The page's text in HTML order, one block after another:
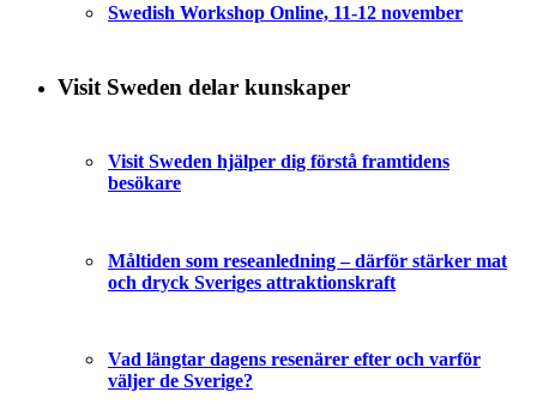
Swedish Workshop Online, 11-12 november
Visit Sweden delar kunskaper
Visit Sweden hjälper dig förstå framtidens
besökare
Måltiden som reseanledning – därför stärker mat
och dryck Sveriges attraktionskraft
Vad längtar dagens resenärer efter och varför
väljer de Sverige?